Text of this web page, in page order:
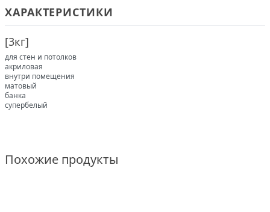
ХАРАКТЕРИСТИКИ
[3кг]
для стен и потолков
акриловая
внутри помещения
матовый
банка
супербелый
Похожие продукты